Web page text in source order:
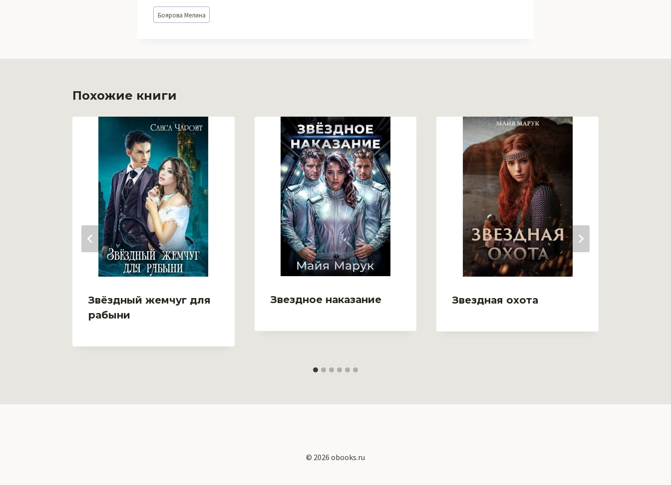
Метки
записи:
Боярова Мелина
Похожие книги
Звёздный жемчуг для
рабыни
Звездное наказание Звездная охота
© 2026 obooks.ru